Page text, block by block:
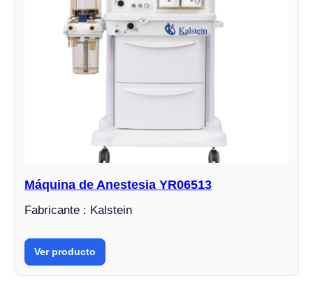
Máquina de Anestesia YR06513
Fabricante : Kalstein
Ver producto